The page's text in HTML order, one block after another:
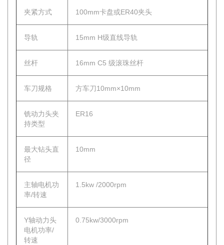
夹紧方式 100mm卡盘或ER40夹头
导轨 15mm H级直线导轨
丝杆 16mm C5 级滚珠丝杆
车刀规格 方车刀10mm×10mm
铣动力头夹
持类型
ER16
最大钻头直
径
10mm
主轴电机功
率/转速
1.5kw /2000rpm
Y轴动力头
电机功率/
转速
0.75kw/3000rpm